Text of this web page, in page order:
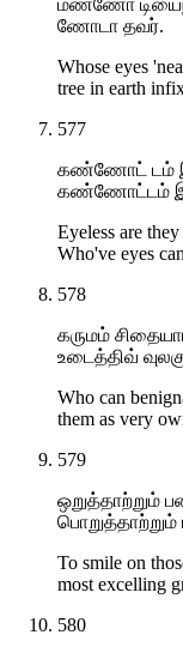
ணோடா தவர்.
Whose eyes
tree in earth
577
கண்ணோட் டம்
கண்ணோட்டம்
Eyeless are
Who've eyes
578
கருமம்
உடைத்திவ்
Who can
them as very
579
To smile on
most excelling
580